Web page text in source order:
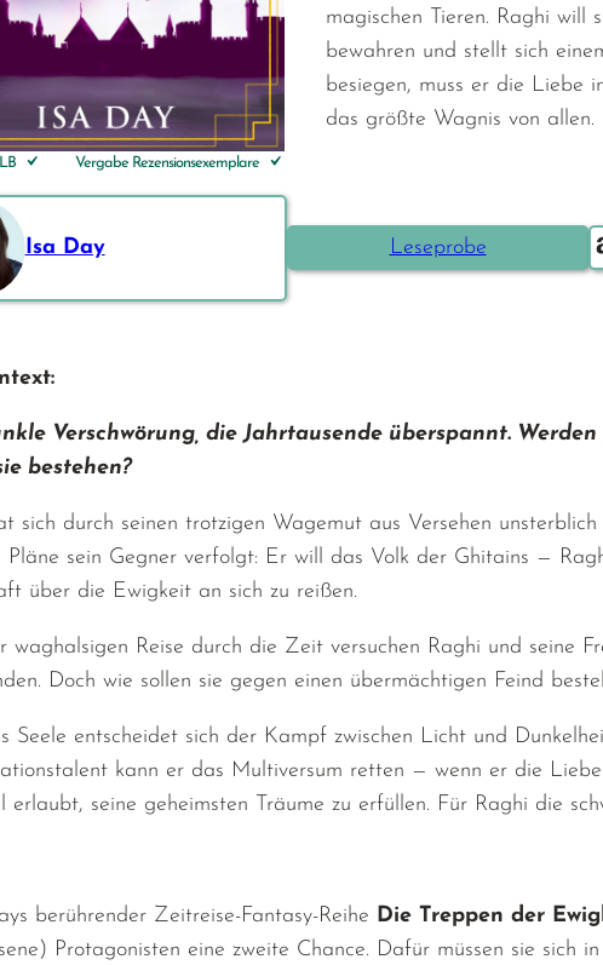
Vergabe Rezensionsexemplare
magischen Tieren. Raghi will
bewahren und stellt sich
besiegen, muss er die Liebe
das größte Wagnis von allen.
Isa Day Leseprobe
Verschwörung, die Jahrtausende überspannt.
bestehen?
sich durch seinen trotzigen Wagemut aus Versehen
Pläne sein Gegner verfolgt: Er will das Volk der Ghitains —
über die Ewigkeit an sich zu reißen.
waghalsigen Reise durch die Zeit versuchen Raghi und seine
Doch wie sollen sie gegen einen übermächtigen Feind
Seele entscheidet sich der Kampf zwischen Licht und
kann er das Multiversum retten — wenn er die
erlaubt, seine geheimsten Träume zu erfüllen. Für Raghi die
berührender Zeitreise-Fantasy-Reihe Die Treppen der
Protagonisten eine zweite Chance. Dafür müssen sie sich